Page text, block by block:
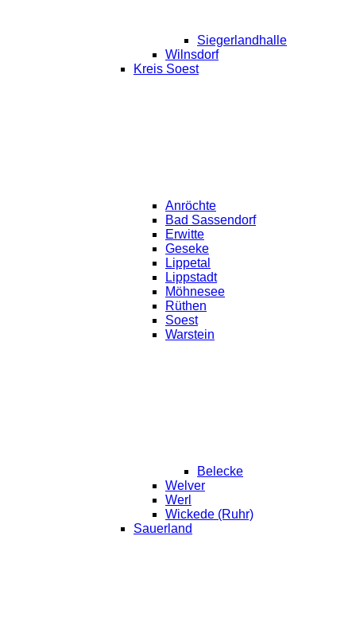
Siegerlandhalle
Wilnsdorf
Kreis Soest
Anröchte
Bad Sassendorf
Erwitte
Geseke
Lippetal
Lippstadt
Möhnesee
Rüthen
Soest
Warstein
Belecke
Welver
Werl
Wickede (Ruhr)
Sauerland